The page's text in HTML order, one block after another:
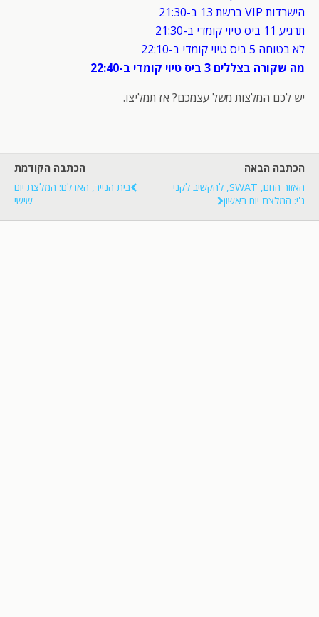
הישרדות VIP ברשת 13 ב-21:30
תרגיע 11 ביס טיוי קומדי ב-21:30
לא בטוחה 5 ביס טיוי קומדי ב-22:10
מה שקורה בצללים 3 ביס טיוי קומדי ב-22:40
יש לכם המלצות משל עצמכם? אז תמליצו.
הכתבה הקודמת
בית הנייר, הארלם: המלצת יום
שישי
הכתבה הבאה
האזור החם, SWAT, להקשיב לקני
ג'י: המלצת יום ראשון